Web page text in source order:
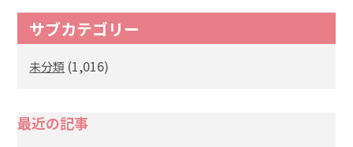
サブカテゴリー
未分類 (1,016)
最近の記事